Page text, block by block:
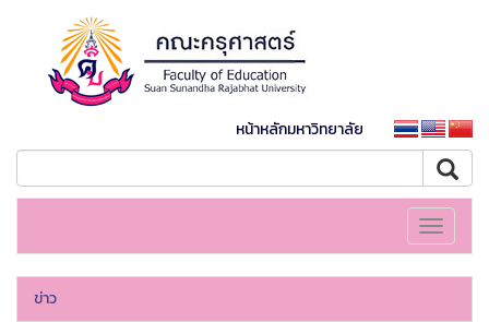
หน้าหลักมหาวิทยาลัย
Toggle
ข่าว